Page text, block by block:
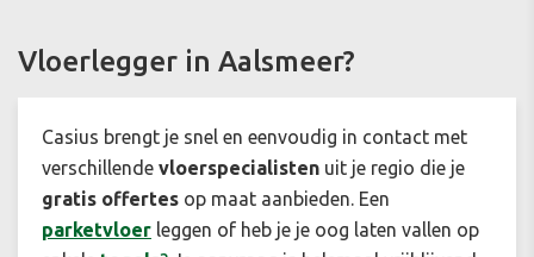
Vloerlegger in Aalsmeer?
Casius brengt je snel en eenvoudig in contact met
verschillende vloerspecialisten uit je regio die je
gratis offertes op maat aanbieden. Een
parketvloer leggen of heb je je oog laten vallen op